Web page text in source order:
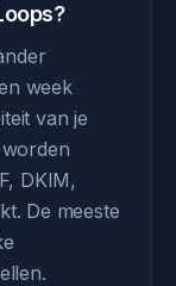
week
van je
DKIM,
De meeste